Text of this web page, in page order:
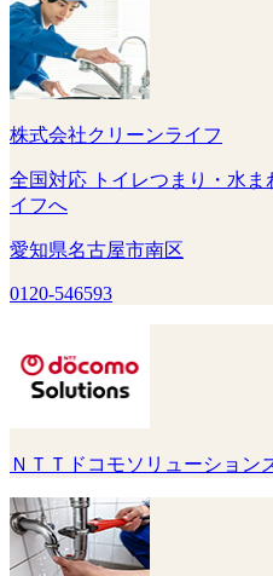
株式会社クリーンライフ
全国対応 トイレつまり・水
イフへ
愛知県名古屋市南区
0120-546593
ＮＴＴドコモソリューション